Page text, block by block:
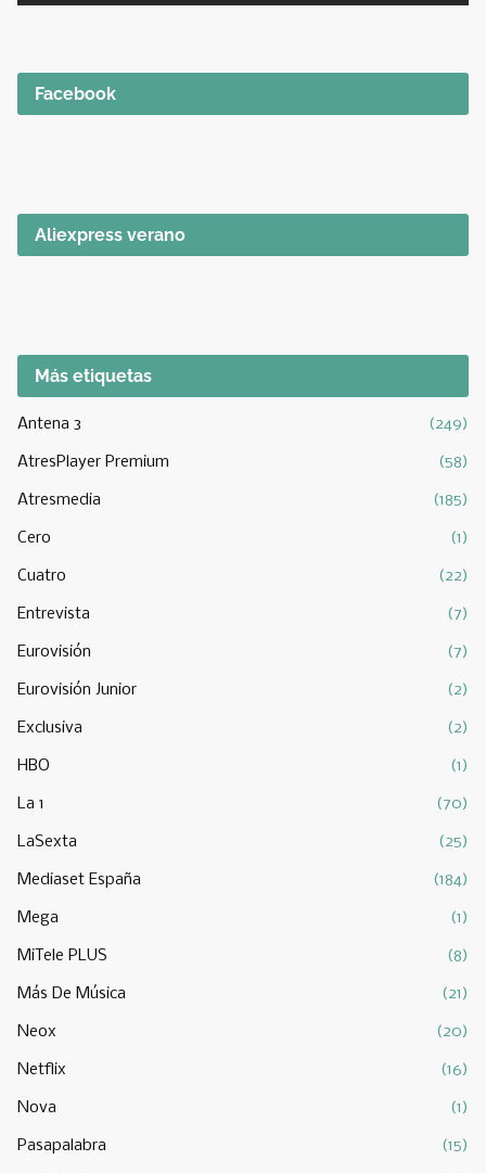
Facebook
Aliexpress verano
Más etiquetas
Antena 3 (249)
AtresPlayer Premium (58)
Atresmedia (185)
Cero (1)
Cuatro (22)
Entrevista (7)
Eurovisión (7)
Eurovisión Junior (2)
Exclusiva (2)
HBO (1)
La 1 (70)
LaSexta (25)
Mediaset España (184)
Mega (1)
MiTele PLUS (8)
Más De Música (21)
Neox (20)
Netflix (16)
Nova (1)
Pasapalabra (15)